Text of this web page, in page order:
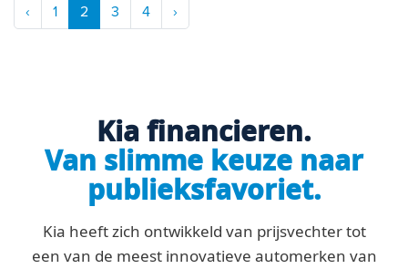
‹ 1 2 3 4 ›
Kia financieren.
Van slimme keuze naar
publieksfavoriet.
Kia heeft zich ontwikkeld van prijsvechter tot
een van de meest innovatieve automerken van